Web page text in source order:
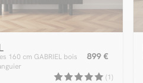
160 cm GABRIEL bois
899 €
(1)